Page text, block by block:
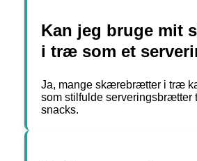
Kan jeg bruge mit
i træ som et
Ja, mange skærebrætter i træ
som stilfulde serveringsbrætter
snacks.